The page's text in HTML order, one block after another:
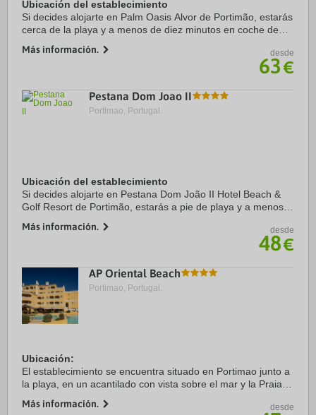
Ubicación del establecimiento
Si decides alojarte en Palm Oasis Alvor de Portimão, estarás
cerca de la playa y a menos de diez minutos en coche de
alojamiento con todo incluido se ...
Más información. desde
63€
Pestana Dom Joao II
Portimao, Portugal.
Ubicación del establecimiento
Si decides alojarte en Pestana Dom João II Hotel Beach &
Golf Resort de Portimão, estarás a pie de playa y a menos
Roca. Además, este hotel de playa ...
Más información. desde
48€
AP Oriental Beach
Portimao, Portugal.
Ubicación:
El establecimiento se encuentra situado en Portimao junto a
la playa, en un acantilado con vista sobre el mar y la Praia
2 km.
Más información. desde